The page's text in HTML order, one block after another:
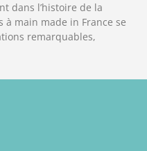
dans l’histoire de la
à main made in France se
remarquables,